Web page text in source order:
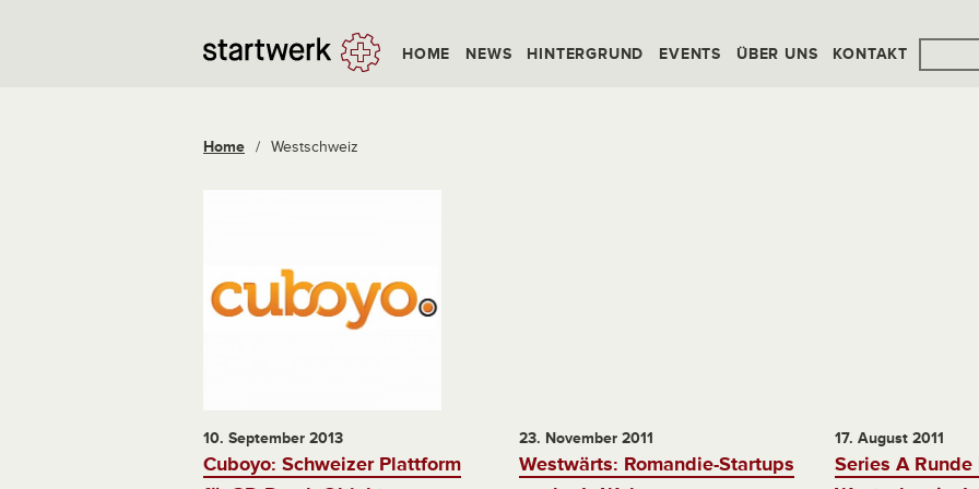
HOME NEWS HINTERGRUND EVENTS ÜBER UNS KONTAKT
Home / Westschweiz
10. September 2013
Cuboyo: Schweizer Plattform
23. November 2011
Westwärts: Romandie-Startups
17. August 2011
Series A